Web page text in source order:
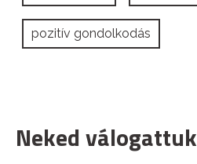
pozitív gondolkodás
Neked válogattuk